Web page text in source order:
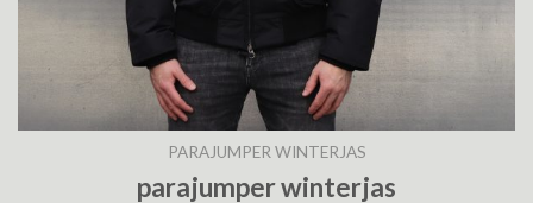
PARAJUMPER WINTERJAS
parajumper winterjas